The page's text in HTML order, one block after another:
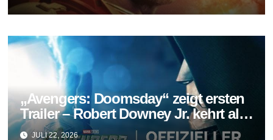
„Avengers: Doomsday“ zeigt ersten
Trailer – Robert Downey Jr. kehrt als
Doctor Doom zurück
JULI 22, 2026